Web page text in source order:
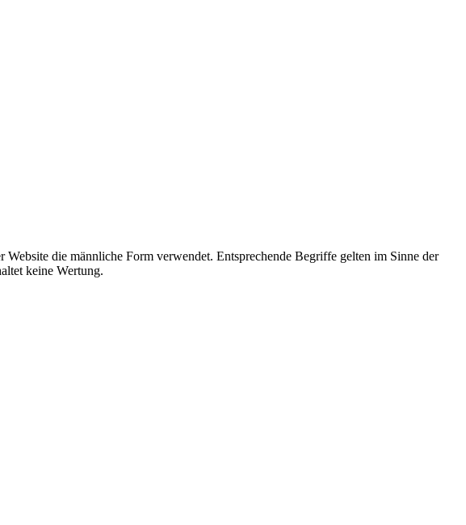
die männliche Form verwendet. Entsprechende Begriffe gelten im Sinne der
keine Wertung.